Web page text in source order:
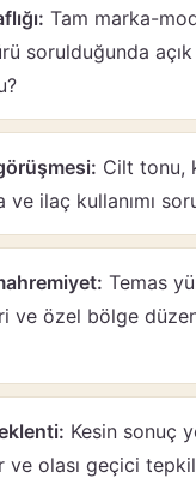
Tam marka-
sorulduğunda açık
Cilt tonu,
ve ilaç kullanımı
Temas
ve özel bölge
Kesin sonuç
ve olası geçici